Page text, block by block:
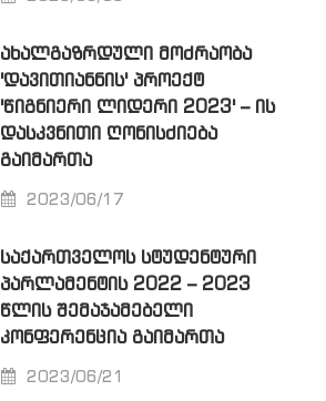
ᲐᲮᲐᲚᲒᲐᲖᲠᲓᲣᲚᲘ ᲛᲝᲫᲠᲐᲝᲑᲐ
'ᲓᲐᲕᲘᲗᲘᲐᲜᲜᲘᲡ' ᲞᲠᲝᲔᲥᲢ
'ᲬᲘᲒᲜᲘᲔᲠᲘ ᲚᲘᲓᲔᲠᲘ 2023' – ᲘᲡ
ᲓᲐᲡᲙᲕᲜᲘᲗᲘ ᲦᲝᲜᲘᲡᲫᲘᲔᲑᲐ
ᲒᲐᲘᲛᲐᲠᲗᲐ
2023/06/17
ᲡᲐᲥᲐᲠᲗᲕᲔᲚᲝᲡ ᲡᲢᲣᲓᲔᲜᲢᲣᲠᲘ
ᲞᲐᲠᲚᲐᲛᲔᲜᲢᲘᲡ 2022 – 2023
ᲬᲚᲘᲡ ᲨᲔᲛᲐᲯᲐᲛᲔᲑᲔᲚᲘ
ᲙᲝᲜᲤᲔᲠᲔᲜᲪᲘᲐ ᲒᲐᲘᲛᲐᲠᲗᲐ
2023/06/21